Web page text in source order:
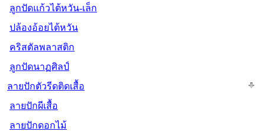
ลูกปัดแก้วไต้หวัน-เล็ก
ปล้องอ้อยไต้หวัน
คริสตัลพลาสติก
ลูกปัดนาฏศิลป์
ลายปักตัวรีดติดเสื้อ
ลายปักผีเสื้อ
ลายปักดอกไม้